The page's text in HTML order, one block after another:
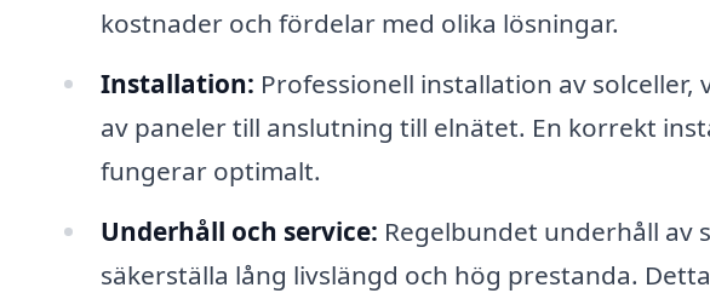
kostnader och fördelar med olika lösningar.
Installation: Professionell installation av
av paneler till anslutning till elnätet. En korrekt
fungerar optimalt.
Underhåll och service: Regelbundet underhåll av
säkerställa lång livslängd och hög prestanda.